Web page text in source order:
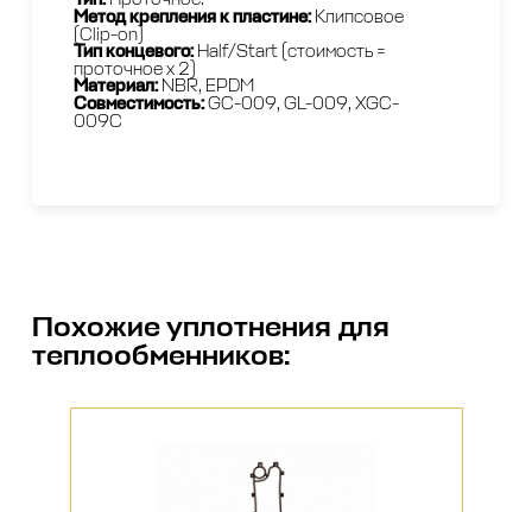
Метод крепления к пластине:Клипсовое
(Clip-on)
Тип концевого:Half/Start (стоимость =
проточное x 2)
Материал:NBR, EPDM
Совместимость:GС-009, GL-009, XGC-
009C
Похожиеуплотнения для
теплообменников: